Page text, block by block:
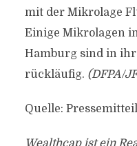
mit der Mikrolage
Einige Mikrolagen
Hamburg sind in
rückläufig. (DFPA/
Quelle:
Wealthcap ist ein